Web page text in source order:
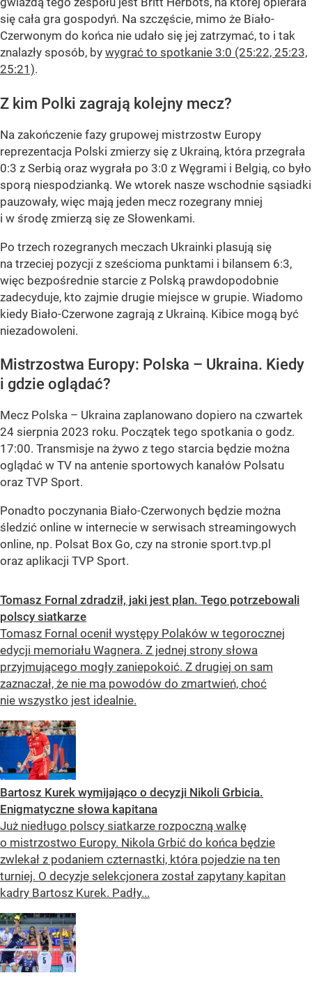
się cała gra gospodyń. Na szczęście, mimo że Biało-
Czerwonym do końca nie udało się jej zatrzymać, to i tak
znalazły sposób, by wygrać to spotkanie 3:0 (25:22, 25:23,
25:21).
Z kim Polki zagrają kolejny mecz?
Na zakończenie fazy grupowej mistrzostw Europy
reprezentacja Polski zmierzy się z Ukrainą, która przegrała
0:3 z Serbią oraz wygrała po 3:0 z Węgrami i Belgią, co było
sporą niespodzianką. We wtorek nasze wschodnie sąsiadki
pauzowały, więc mają jeden mecz rozegrany mniej
i w środę zmierzą się ze Słowenkami.
Po trzech rozegranych meczach Ukrainki plasują się
na trzeciej pozycji z sześcioma punktami i bilansem 6:3,
więc bezpośrednie starcie z Polską prawdopodobnie
zadecyduje, kto zajmie drugie miejsce w grupie. Wiadomo
kiedy Biało-Czerwone zagrają z Ukrainą. Kibice mogą być
niezadowoleni.
Mistrzostwa Europy: Polska – Ukraina. Kiedy
i gdzie oglądać?
Mecz Polska – Ukraina zaplanowano dopiero na czwartek
24 sierpnia 2023 roku. Początek tego spotkania o godz.
17:00. Transmisje na żywo z tego starcia będzie można
oglądać w TV na antenie sportowych kanałów Polsatu
oraz TVP Sport.
Ponadto poczynania Biało-Czerwonych będzie można
śledzić online w internecie w serwisach streamingowych
online, np. Polsat Box Go, czy na stronie sport.tvp.pl
oraz aplikacji TVP Sport.
Tomasz Fornal zdradził, jaki jest plan. Tego potrzebowali
polscy siatkarze
Tomasz Fornal ocenił występy Polaków w tegorocznej
edycji memoriału Wagnera. Z jednej strony słowa
przyjmującego mogły zaniepokoić. Z drugiej on sam
zaznaczał, że nie ma powodów do zmartwień, choć
nie wszystko jest idealnie.
Bartosz Kurek wymijająco o decyzji Nikoli Grbicia.
Enigmatyczne słowa kapitana
Już niedługo polscy siatkarze rozpoczną walkę
o mistrzostwo Europy. Nikola Grbić do końca będzie
zwlekał z podaniem czternastki, która pojedzie na ten
turniej. O decyzje selekcjonera został zapytany kapitan
kadry Bartosz Kurek. Padły...